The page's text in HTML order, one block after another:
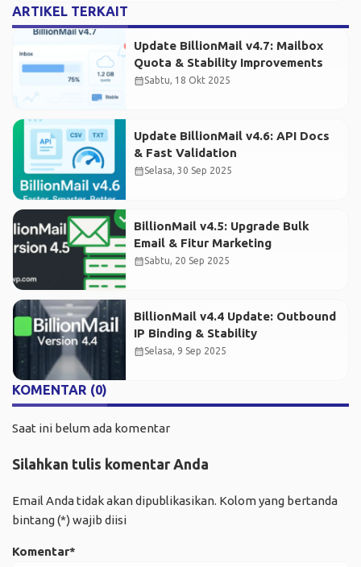
ARTIKEL TERKAIT
Update BillionMail v4.7: Mailbox
Quota & Stability Improvements
calendar_monthSabtu, 18 Okt 2025
Update BillionMail v4.6: API Docs
& Fast Validation
calendar_monthSelasa, 30 Sep 2025
BillionMail v4.5: Upgrade Bulk
Email & Fitur Marketing
calendar_monthSabtu, 20 Sep 2025
BillionMail v4.4 Update: Outbound
IP Binding & Stability
calendar_monthSelasa, 9 Sep 2025
KOMENTAR (0)
Saat ini belum ada komentar
Silahkan tulis komentar Anda
Email Anda tidak akan dipublikasikan. Kolom yang bertanda
bintang (*) wajib diisi
Komentar*